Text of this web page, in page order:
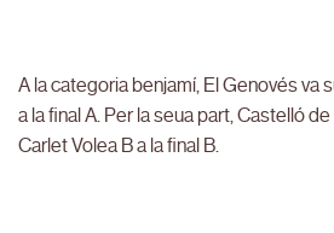
A la categoria benjamí, El Genovés va
a la final A. Per la seua part, Castelló
Carlet Volea B a la final B.